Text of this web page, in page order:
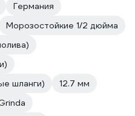
Германия
Морозостойкие 1/2 дюйма
шланги)
12.7 мм